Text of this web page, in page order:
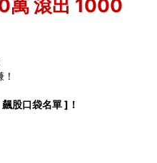
萬 滾出 1000
股口袋名單 ]！